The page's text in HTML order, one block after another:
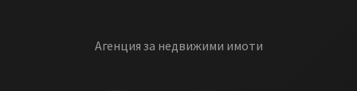
Агенция за недвижими имоти